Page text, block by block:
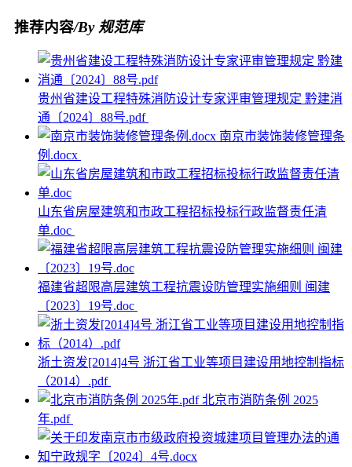
推荐内容/By 规范库
贵州省建设工程特殊消防设计专家评审管理规定 黔建消
通〔2024〕88号.pdf
南京市装饰装修管理条
例.docx
山东省房屋建筑和市政工程招标投标行政监督责任清
单.doc
福建省超限高层建筑工程抗震设防管理实施细则 闽建
〔2023〕19号.doc
浙土资发[2014]4号 浙江省工业等项目建设用地控制指标
（2014）.pdf
北京市消防条例 2025
年.pdf